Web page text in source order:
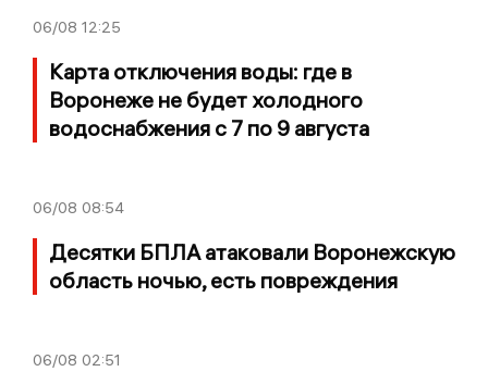
06/08 12:25
Карта отключения воды: где в
Воронеже не будет холодного
водоснабжения с 7 по 9 августа
06/08 08:54
Десятки БПЛА атаковали Воронежскую
область ночью, есть повреждения
06/08 02:51